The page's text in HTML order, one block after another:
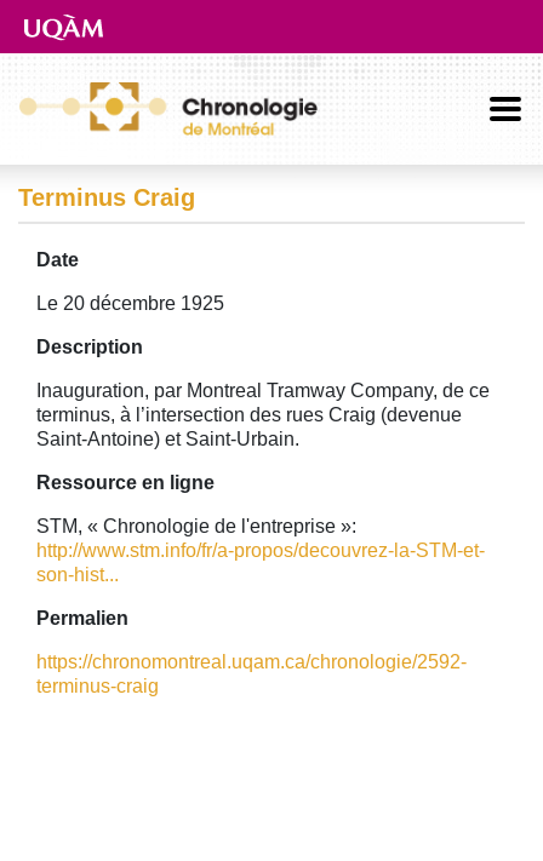
Aller directement au contenu principal
Terminus Craig
Date
Le 20 décembre 1925
Description
Inauguration, par Montreal Tramway Company, de ce
terminus, à l’intersection des rues Craig (devenue
Saint-Antoine) et Saint-Urbain.
Ressource en ligne
STM, « Chronologie de l'entreprise »:
http://www.stm.info/fr/a-propos/decouvrez-la-STM-et-
son-hist...
Permalien
https://chronomontreal.uqam.ca/chronologie/2592-
terminus-craig